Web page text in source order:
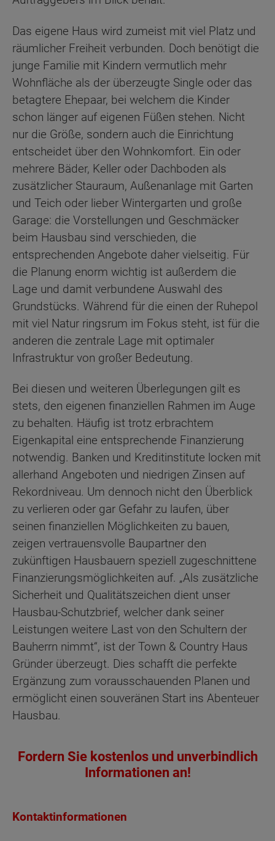
Das eigene Haus wird zumeist mit viel Platz und
räumlicher Freiheit verbunden. Doch benötigt die
junge Familie mit Kindern vermutlich mehr
Wohnfläche als der überzeugte Single oder das
betagtere Ehepaar, bei welchem die Kinder
schon länger auf eigenen Füßen stehen. Nicht
nur die Größe, sondern auch die Einrichtung
entscheidet über den Wohnkomfort. Ein oder
mehrere Bäder, Keller oder Dachboden als
zusätzlicher Stauraum, Außenanlage mit Garten
und Teich oder lieber Wintergarten und große
Garage: die Vorstellungen und Geschmäcker
beim Hausbau sind verschieden, die
entsprechenden Angebote daher vielseitig. Für
die Planung enorm wichtig ist außerdem die
Lage und damit verbundene Auswahl des
Grundstücks. Während für die einen der Ruhepol
mit viel Natur ringsrum im Fokus steht, ist für die
anderen die zentrale Lage mit optimaler
Infrastruktur von großer Bedeutung.
Bei diesen und weiteren Überlegungen gilt es
stets, den eigenen finanziellen Rahmen im Auge
zu behalten. Häufig ist trotz erbrachtem
Eigenkapital eine entsprechende Finanzierung
notwendig. Banken und Kreditinstitute locken mit
allerhand Angeboten und niedrigen Zinsen auf
Rekordniveau. Um dennoch nicht den Überblick
zu verlieren oder gar Gefahr zu laufen, über
seinen finanziellen Möglichkeiten zu bauen,
zeigen vertrauensvolle Baupartner den
zukünftigen Hausbauern speziell zugeschnittene
Finanzierungsmöglichkeiten auf. „Als zusätzliche
Sicherheit und Qualitätszeichen dient unser
Hausbau-Schutzbrief, welcher dank seiner
Leistungen weitere Last von den Schultern der
Bauherrn nimmt“, ist der Town & Country Haus
Gründer überzeugt. Dies schafft die perfekte
Ergänzung zum vorausschauenden Planen und
ermöglicht einen souveränen Start ins Abenteuer
Hausbau.
Fordern Sie kostenlos und unverbindlich
Informationen an!
Kontaktinformationen